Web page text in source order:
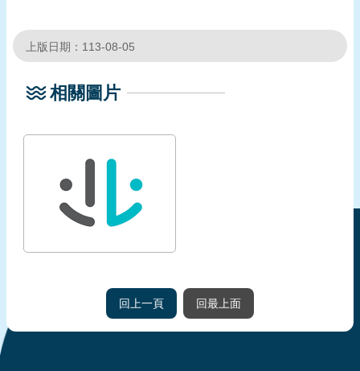
上版日期：113-08-05
相關圖片
回上一頁 回最上面